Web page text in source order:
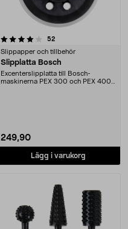
52recensioner
Slippapper och tillbehör
Slipplatta Bosch
Excenterslipplatta till Bosch-
maskinerna PEX 300 och PEX 400
249,90
Lägg i varukorg